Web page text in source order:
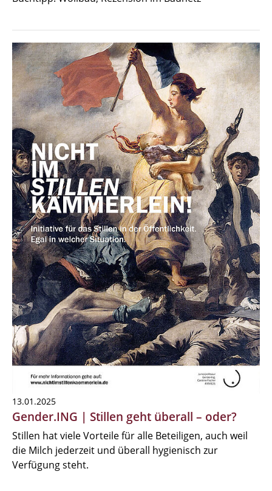
13.01.2025
Gender.ING | Stillen geht überall – oder?
Stillen hat viele Vorteile für alle Beteiligen, auch weil
die Milch jederzeit und überall hygienisch zur
Verfügung steht.